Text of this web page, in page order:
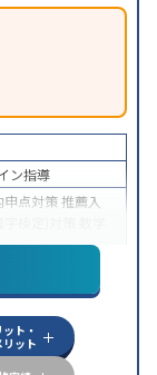
ン指導
申点対策推薦入
検定)対策
ト・
リット